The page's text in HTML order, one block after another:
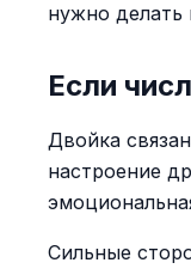
нужно делать
Если
Двойка
настроение
Сильные